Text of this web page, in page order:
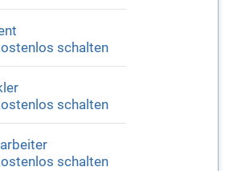
schalten
schalten
schalten